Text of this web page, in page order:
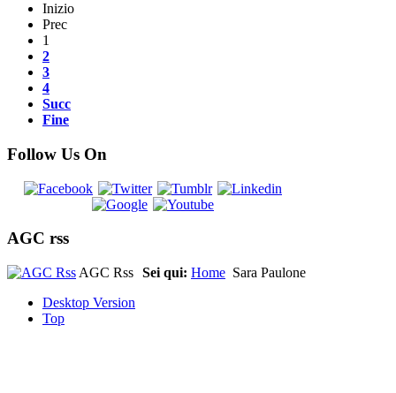
Inizio
Prec
1
2
3
4
Succ
Fine
Follow Us On
AGC rss
AGC Rss Sei qui: Home Sara Paulone
Desktop Version
Top